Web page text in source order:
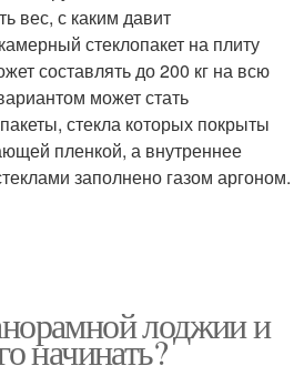
вес, с каким давит
стеклопакет на плиту
составлять до 200 кг на всю
может стать
стекла которых покрыты
пленкой, а внутреннее
заполнено газом аргоном.
лоджии и
начинать?